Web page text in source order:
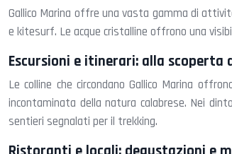
Gallico Marina offre una vasta gamma di
e kitesurf. Le acque cristalline offrono una
Escursioni e itinerari: alla scoperta
Le colline che circondano Gallico Marina
incontaminata della natura calabrese. Nei
sentieri segnalati per il trekking.